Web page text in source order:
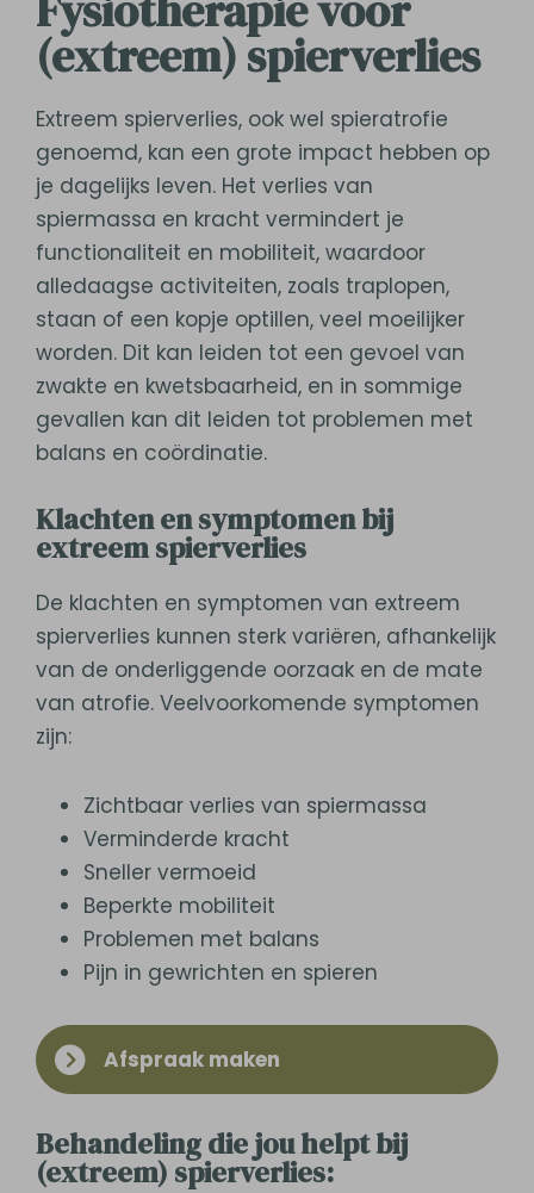
(extreem) spierverlies
Extreem spierverlies, ook wel spieratrofie
genoemd, kan een grote impact hebben op
je dagelijks leven. Het verlies van
spiermassa en kracht vermindert je
functionaliteit en mobiliteit, waardoor
alledaagse activiteiten, zoals traplopen,
staan of een kopje optillen, veel moeilijker
worden. Dit kan leiden tot een gevoel van
zwakte en kwetsbaarheid, en in sommige
gevallen kan dit leiden tot problemen met
balans en coördinatie.
Klachten en symptomen bij
extreem spierverlies
De klachten en symptomen van extreem
spierverlies kunnen sterk variëren, afhankelijk
van de onderliggende oorzaak en de mate
van atrofie. Veelvoorkomende symptomen
zijn:
Zichtbaar verlies van spiermassa
Verminderde kracht
Sneller vermoeid
Beperkte mobiliteit
Problemen met balans
Pijn in gewrichten en spieren
Afspraak maken
Behandeling die jou helpt bij
(extreem) spierverlies: